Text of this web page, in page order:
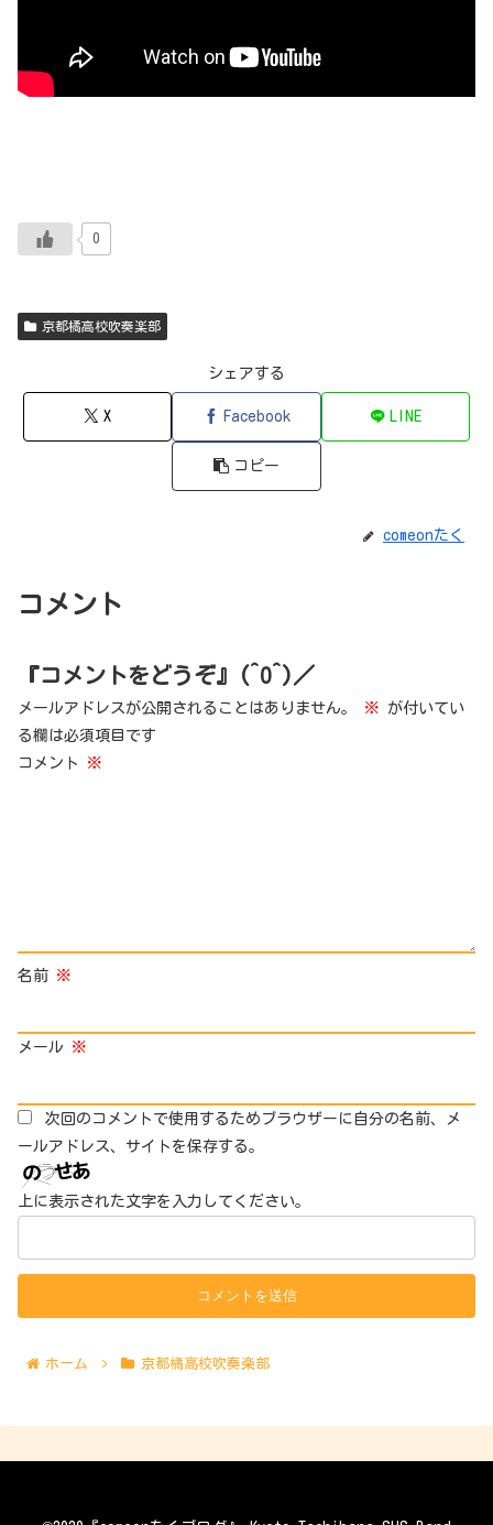
0
京都橘高校吹奏楽部
シェアする
X Facebook LINE
コピー
comeonたく
コメント
『コメントをどうぞ』(^O^)／
メールアドレスが公開されることはありません。 ※ が付いてい
る欄は必須項目です
コメント ※
名前 ※
メール ※
次回のコメントで使用するためブラウザーに自分の名前、メ
ールアドレス、サイトを保存する。
上に表示された文字を入力してください。
ホーム 京都橘高校吹奏楽部